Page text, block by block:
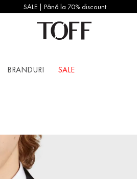
SALE | Până la 70% discount
BRANDURI SALE